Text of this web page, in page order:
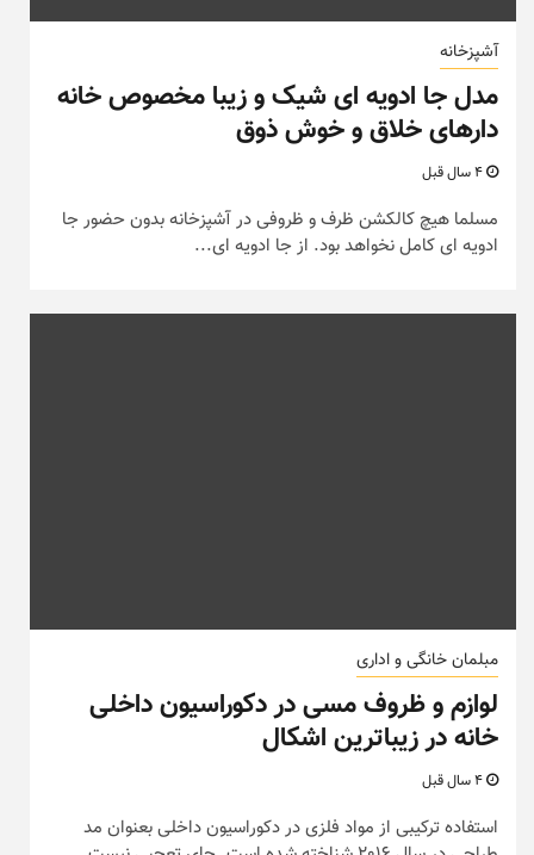
آشپزخانه
مدل جا ادویه ای شیک و زیبا مخصوص خانه
دارهای خلاق و خوش ذوق
مسلما هیچ کالکشن ظرف و ظروفی در آشپزخانه بدون حضور جا
ادویه ای کامل نخواهد بود. از جا ادویه ای...
مبلمان خانگی و اداری
لوازم و ظروف مسی در دکوراسیون داخلی
خانه در زیباترین اشکال
استفاده ترکیبی از مواد فلزی در دکوراسیون داخلی بعنوان مد